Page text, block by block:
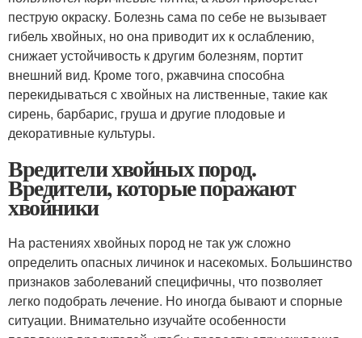
пеструю окраску. Болезнь сама по себе не вызывает
гибель хвойных, но она приводит их к ослаблению,
снижает устойчивость к другим болезням, портит
внешний вид. Кроме того, ржавчина способна
перекидываться с хвойных на лиственные, такие как
сирень, барбарис, груша и другие плодовые и
декоративные культуры.
Вредители хвойных пород.
Вредители, которые поражают
хвойники
На растениях хвойных пород не так уж сложно
определить опасных личинок и насекомых. Большинство
признаков заболеваний специфичны, что позволяет
легко подобрать лечение. Но иногда бывают и спорные
ситуации. Внимательно изучайте особенности